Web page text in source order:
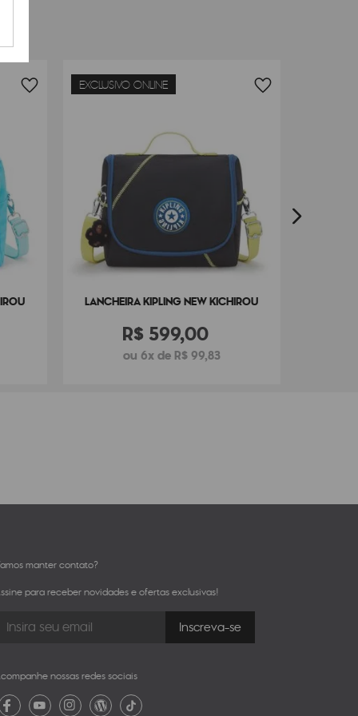
EXCLUSIVO ONLINE
LANCHEIRA KIPLING NEW KICHIROU
R$ 599,00
ou 6x de R$ 99,83
manter contato?
para receber novidades e ofertas exclusivas!
nossas redes sociais